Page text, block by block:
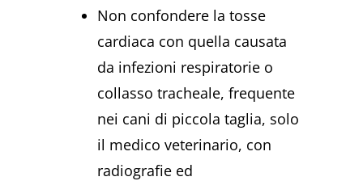
Non confondere la tosse
cardiaca con quella causata
da infezioni respiratorie o
collasso tracheale, frequente
nei cani di piccola taglia, solo
il medico veterinario, con
radiografie ed